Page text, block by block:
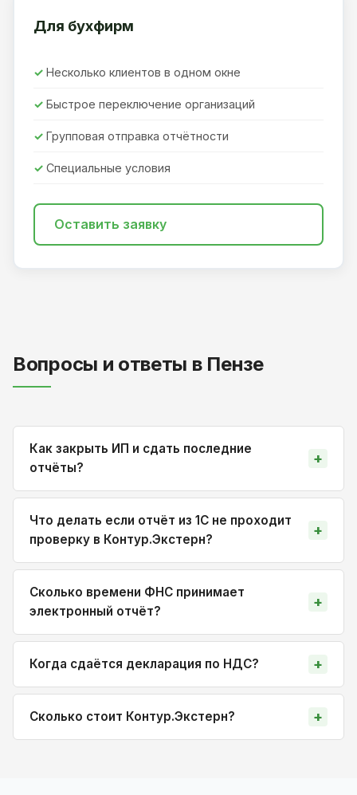
Для бухфирм
Несколько клиентов в одном окне
Быстрое переключение организаций
Групповая отправка отчётности
Специальные условия
Оставить заявку
Вопросы и ответы в Пензе
Как закрыть ИП и сдать последние
отчёты?
Что делать если отчёт из 1С не проходит
проверку в Контур.Экстерн?
Сколько времени ФНС принимает
электронный отчёт?
Когда сдаётся декларация по НДС?
Сколько стоит Контур.Экстерн?